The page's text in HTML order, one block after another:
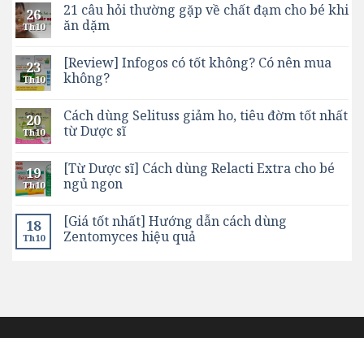
26
Th10
21 câu hỏi thường gặp về chất đạm cho bé khi
ăn dặm
23
Th10
[Review] Infogos có tốt không? Có nên mua
không?
20
Th10
Cách dùng Selituss giảm ho, tiêu đờm tốt nhất
từ Dược sĩ
19
Th10
[Từ Dược sĩ] Cách dùng Relacti Extra cho bé
ngủ ngon
18
Th10
[Giá tốt nhất] Hướng dẫn cách dùng
Zentomyces hiệu quả